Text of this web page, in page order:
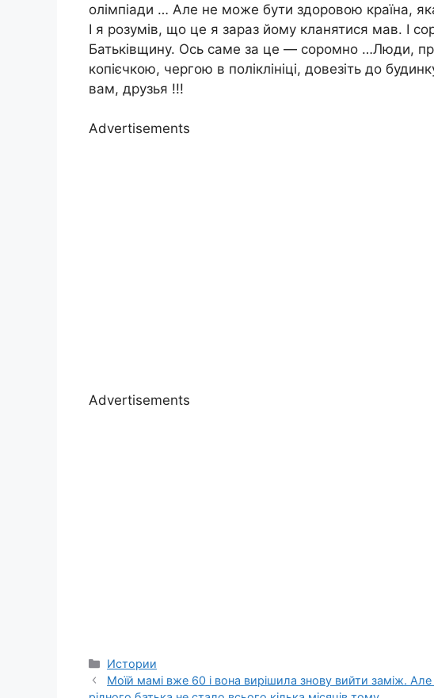
олімпіади … Але не може бути здоровою країна,
І я розумів, що це я зараз йому кланятися мав. І
Батьківщину. Ось саме за це — соромно …Люди,
копієчкою, чергою в поліклініці, довезіть до
вам, друзья !!!
Advertisements
Advertisements
Categories
Истории
Моїй мамі вже 60 і вона вирішила знову вийти заміж. Але